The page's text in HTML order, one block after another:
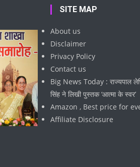
SITE MAP
About us
Disclaimer
Privacy Policy
Contact us
Big News Today : राज्यपाल
सिंह ने लिखी पुस्तक ‘आत्मा के स्वर’
Amazon , Best price for
Affiliate Disclosure